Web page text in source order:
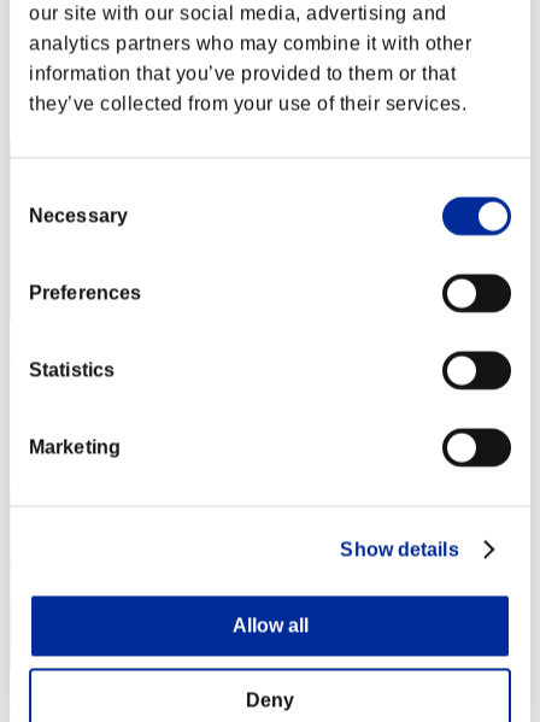
our site with our social media, advertising and
analytics partners who may combine it with other
information that you’ve provided to them or that
they’ve collected from your use of their services.
Selection
Necessary
Preferences
Statistics
Marketing
Show details
Allow all
Deny
XboxSeriesX
Puntos:Lv:1/02'36"95
Posición
2
Posición
3